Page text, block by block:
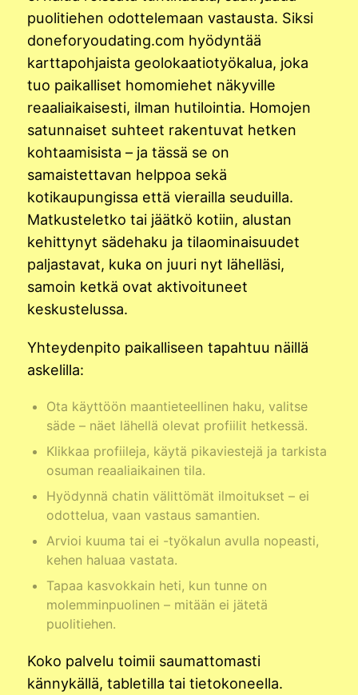
puolitiehen odottelemaan vastausta. Siksi
doneforyoudating.com hyödyntää
karttapohjaista geolokaatiotyökalua, joka
tuo paikalliset homomiehet näkyville
reaaliaikaisesti, ilman hutilointia. Homojen
satunnaiset suhteet rakentuvat hetken
kohtaamisista – ja tässä se on
samaistettavan helppoa sekä
kotikaupungissa että vierailla seuduilla.
Matkusteletko tai jäätkö kotiin, alustan
kehittynyt sädehaku ja tilaominaisuudet
paljastavat, kuka on juuri nyt lähelläsi,
samoin ketkä ovat aktivoituneet
keskustelussa.
Yhteydenpito paikalliseen tapahtuu näillä
askelilla:
Ota käyttöön maantieteellinen haku, valitse
säde – näet lähellä olevat profiilit hetkessä.
Klikkaa profiileja, käytä pikaviestejä ja tarkista
osuman reaaliaikainen tila.
Hyödynnä chatin välittömät ilmoitukset – ei
odottelua, vaan vastaus samantien.
Arvioi kuuma tai ei -työkalun avulla nopeasti,
kehen haluaa vastata.
Tapaa kasvokkain heti, kun tunne on
molemminpuolinen – mitään ei jätetä
puolitiehen.
Koko palvelu toimii saumattomasti
kännykällä, tabletilla tai tietokoneella.